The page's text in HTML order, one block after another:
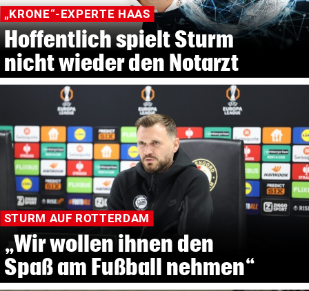
„KRONE“-EXPERTE HAAS
Hoffentlich spielt Sturm
nicht wieder den Notarzt
STURM AUF ROTTERDAM
„Wir wollen ihnen den
Spaß am Fußball nehmen“